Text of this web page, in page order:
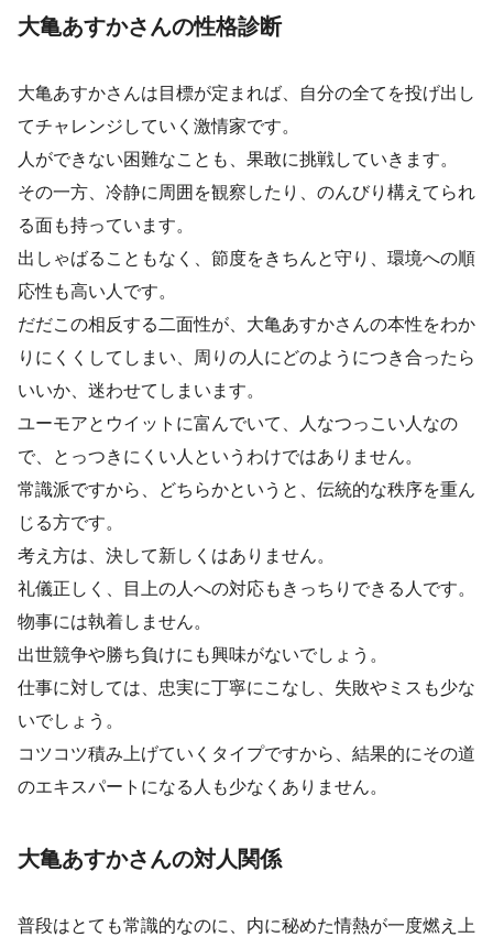
大亀あすかさんの性格診断
大亀あすかさんは目標が定まれば、自分の全てを投げ出し
てチャレンジしていく激情家です。
人ができない困難なことも、果敢に挑戦していきます。
その一方、冷静に周囲を観察したり、のんびり構えてられ
る面も持っています。
出しゃばることもなく、節度をきちんと守り、環境への順
応性も高い人です。
だだこの相反する二面性が、大亀あすかさんの本性をわか
りにくくしてしまい、周りの人にどのようにつき合ったら
いいか、迷わせてしまいます。
ユーモアとウイットに富んでいて、人なつっこい人なの
で、とっつきにくい人というわけではありません。
常識派ですから、どちらかというと、伝統的な秩序を重ん
じる方です。
考え方は、決して新しくはありません。
礼儀正しく、目上の人への対応もきっちりできる人です。
物事には執着しません。
出世競争や勝ち負けにも興味がないでしょう。
仕事に対しては、忠実に丁寧にこなし、失敗やミスも少な
いでしょう。
コツコツ積み上げていくタイプですから、結果的にその道
のエキスパートになる人も少なくありません。
大亀あすかさんの対人関係
普段はとても常識的なのに、内に秘めた情熱が一度燃え上